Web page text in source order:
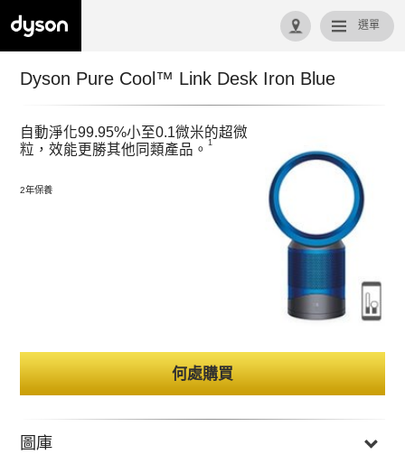
選單
回首頁
Dyson Pure Cool™ Link Desk Iron Blue
自動淨化99.95%小至0.1微米的超微
粒，效能更勝其他同類產品。1
2年保養
何處購買
圖庫